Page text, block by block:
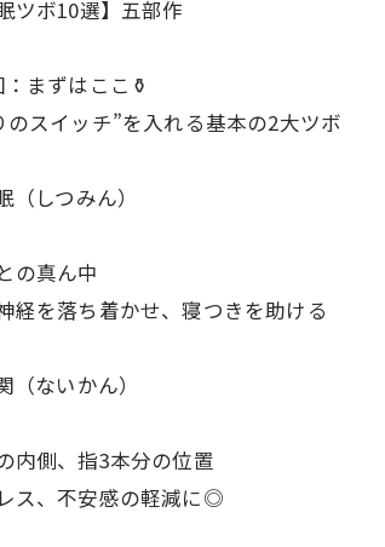
ツボ10選】五部作
：まずはここ⚱️
スイッチ”を入れる基本の2大ツボ
（しつみん）
の真ん中
経を落ち着かせ、寝つきを助ける
（ないかん）
内側、指3本分の位置
ス、不安感の軽減に◎